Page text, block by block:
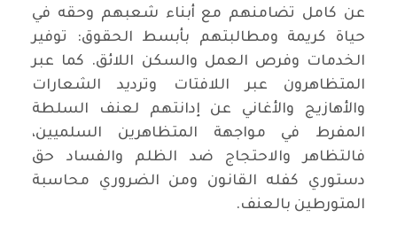
عن كامل تضامنهم مع أبناء شعبهم وحقه في
حياة كريمة ومطالبتهم بأبسط الحقوق: توفير
الخدمات وفرص العمل والسكن اللائق. كما عبر
المتظاهرون عبر اللافتات وترديد الشعارات
والأهازيج والأغاني عن إدانتهم لعنف السلطة
المفرط في مواجهة المتظاهرين السلميين،
فالتظاهر والاحتجاج ضد الظلم والفساد حق
دستوري كفله القانون ومن الضروري محاسبة
المتورطين بالعنف.